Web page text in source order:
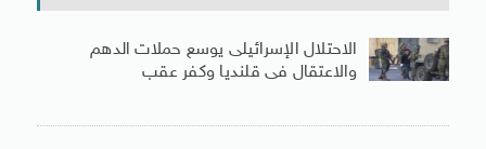
الاحتلال الإسرائيلى يوسع حملات الدهم
والاعتقال فى قلنديا وكفر عقب